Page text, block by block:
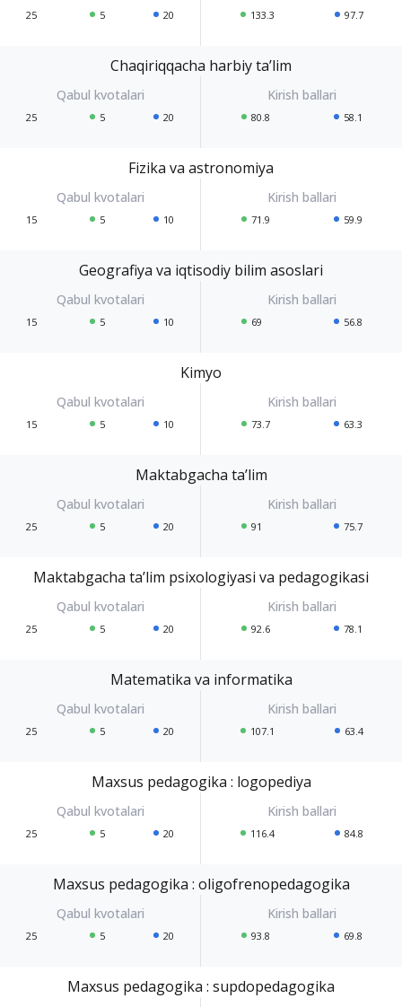
25 5 20 133.3 97.7
Chaqiriqqacha harbiy ta’lim
25 5 20 80.8 58.1
Fizika va astronomiya
15 5 10 71.9 59.9
Geografiya va iqtisodiy bilim asoslari
15 5 10 69 56.8
Kimyo
15 5 10 73.7 63.3
Maktabgacha ta’lim
25 5 20 91 75.7
Maktabgacha ta’lim psixologiyasi va pedagogikasi
25 5 20 92.6 78.1
Matematika va informatika
25 5 20 107.1 63.4
Maxsus pedagogika : logopediya
25 5 20 116.4 84.8
Maxsus pedagogika : oligofrenopedagogika
25 5 20 93.8 69.8
Maxsus pedagogika : supdopedagogika